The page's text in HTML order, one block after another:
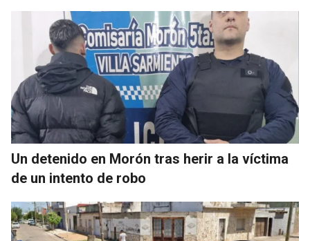
Un detenido en Morón tras herir a la víctima
de un intento de robo